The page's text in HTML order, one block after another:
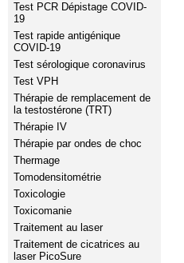
Test PCR Dépistage COVID-
19
Test rapide antigénique
COVID-19
Test sérologique coronavirus
Test VPH
Thérapie de remplacement de
la testostérone (TRT)
Thérapie IV
Thérapie par ondes de choc
Thermage
Tomodensitométrie
Toxicologie
Toxicomanie
Traitement au laser
Traitement de cicatrices au
laser PicoSure